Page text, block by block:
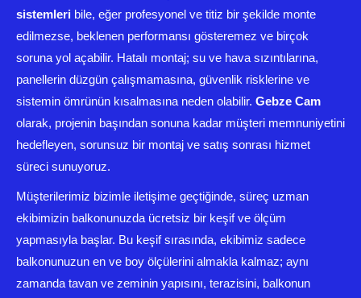
sistemleri bile, eğer profesyonel ve titiz bir şekilde monte
edilmezse, beklenen performansı gösteremez ve birçok
soruna yol açabilir. Hatalı montaj; su ve hava sızıntılarına,
panellerin düzgün çalışmamasına, güvenlik risklerine ve
sistemin ömrünün kısalmasına neden olabilir. Gebze Cam
olarak, projenin başından sonuna kadar müşteri memnuniyetini
hedefleyen, sorunsuz bir montaj ve satış sonrası hizmet
süreci sunuyoruz.
Müşterilerimiz bizimle iletişime geçtiğinde, süreç uzman
ekibimizin balkonunuzda ücretsiz bir keşif ve ölçüm
yapmasıyla başlar. Bu keşif sırasında, ekibimiz sadece
balkonunuzun en ve boy ölçülerini almakla kalmaz; aynı
zamanda tavan ve zeminin yapısını, terazisini, balkonun